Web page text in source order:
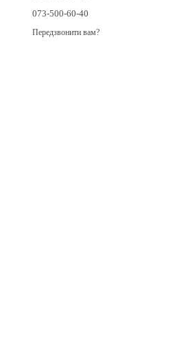
073-500-60-40
Передзвонити вам?